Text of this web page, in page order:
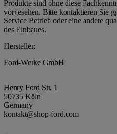
Produkte sind ohne diese
vorgesehen. Bitte kontaktieren Sie
Service Betrieb oder eine andere
des Einbaues.
Hersteller:
Ford-Werke GmbH
Henry Ford Str. 1
50735 Köln
Germany
kontakt@shop-ford.com